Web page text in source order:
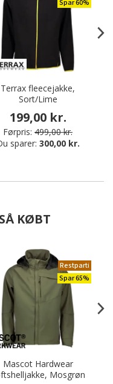
Spar 60%
Terrax fleecejakke,
Sort/Lime
199,00 kr.
Førpris: 499,00 kr.
sparer: 300,00 kr.
KØBT
Restparti
Spar 65%
Mascot Hardwear
Mosgrøn